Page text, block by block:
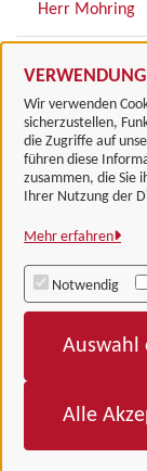
Wir verwenden
sicherzustellen,
die Zugriffe auf
führen diese
zusammen, die Sie
Ihrer Nutzung der
Mehr erfahren
Notwendig
Auswahl
Alle
Herr Mohring
Alle Rechte